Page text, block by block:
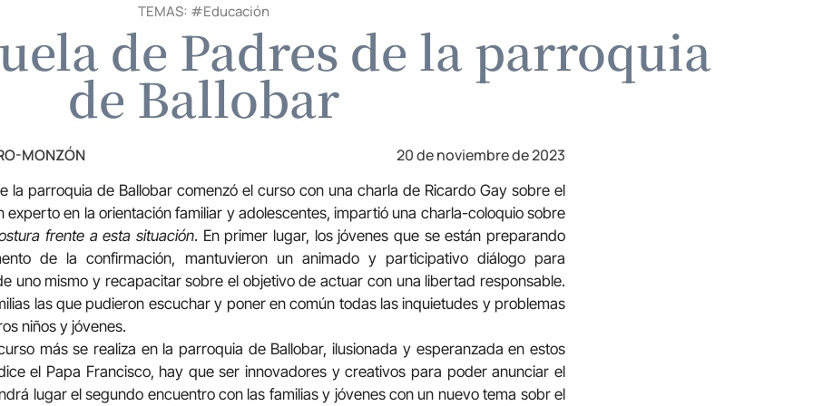
TEMAS: #Educación
de Padres de la parroquia
de Ballobar
MONZÓN 20 de noviembre de 2023
la parroquia de Ballobar comenzó el curso con una charla de Ricardo Gay sobre el
experto en la orientación familiar y adolescentes, impartió una charla-coloquio sobre
frente a esta situación. En primer lugar, los jóvenes que se están preparando
de la confirmación, mantuvieron un animado y participativo diálogo para
uno mismo y recapacitar sobre el objetivo de actuar con una libertad responsable.
las que pudieron escuchar y poner en común todas las inquietudes y problemas
niños y jóvenes.
más se realiza en la parroquia de Ballobar, ilusionada y esperanzada en estos
el Papa Francisco, hay que ser innovadores y creativos para poder anunciar el
lugar el segundo encuentro con las familias y jóvenes con un nuevo tema sobr el